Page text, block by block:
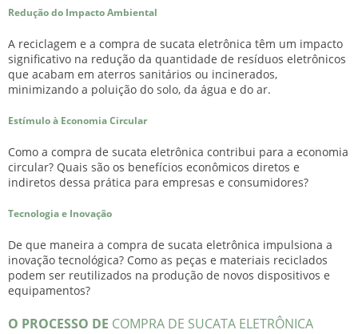
Redução do Impacto Ambiental
A reciclagem e a compra de sucata eletrônica têm um impacto
significativo na redução da quantidade de resíduos eletrônicos
que acabam em aterros sanitários ou incinerados,
minimizando a poluição do solo, da água e do ar.
Estímulo à Economia Circular
Como a compra de sucata eletrônica contribui para a economia
circular? Quais são os benefícios econômicos diretos e
indiretos dessa prática para empresas e consumidores?
Tecnologia e Inovação
De que maneira a compra de sucata eletrônica impulsiona a
inovação tecnológica? Como as peças e materiais reciclados
podem ser reutilizados na produção de novos dispositivos e
equipamentos?
O PROCESSO DE COMPRA DE SUCATA ELETRÔNICA